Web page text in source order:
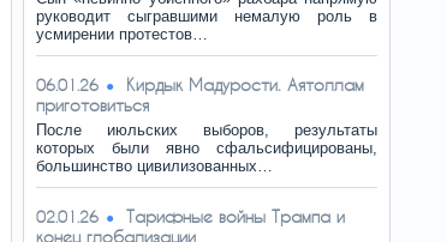
руководит сыгравшими немалую роль в
усмирении протестов…
06.01.26
Кирдык Мадурости. Аятоллам
приготовиться
После июльских выборов, результаты
которых были явно сфальсифицированы,
большинство цивилизованных…
02.01.26
Тарифные войны Трампа и
конец глобализации